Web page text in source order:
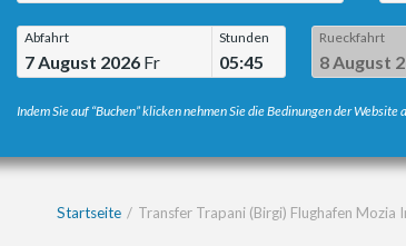
Abfahrt
7 August 2026 Fr
Stunden
05:45
Rueckfahrt
8 August
Indem Sie auf “Buchen” klicken nehmen Sie die Bedinungen der Website
Startseite Transfer Trapani (Birgi) Flughafen Mozia